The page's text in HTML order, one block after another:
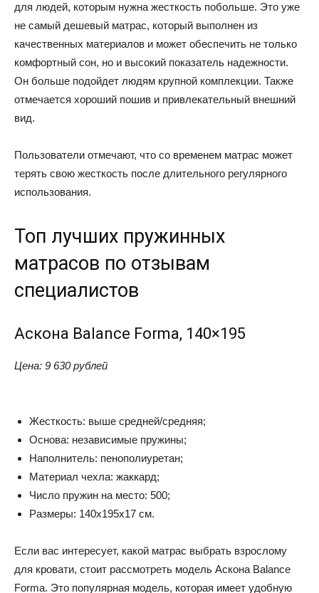
для людей, которым нужна жесткость побольше. Это уже
не самый дешевый матрас, который выполнен из
качественных материалов и может обеспечить не только
комфортный сон, но и высокий показатель надежности.
Он больше подойдет людям крупной комплекции. Также
отмечается хороший пошив и привлекательный внешний
вид.
Пользователи отмечают, что со временем матрас может
терять свою жесткость после длительного регулярного
использования.
Топ лучших пружинных
матрасов по отзывам
специалистов
Аскона Balance Forma, 140×195
Цена: 9 630 рублей
Жесткость: выше средней/средняя;
Основа: независимые пружины;
Наполнитель: пенополиуретан;
Материал чехла: жаккард;
Число пружин на место: 500;
Размеры: 140x195x17 см.
Если вас интересует, какой матрас выбрать взрослому
для кровати, стоит рассмотреть модель Аскона Balance
Forma. Это популярная модель, которая имеет удобную